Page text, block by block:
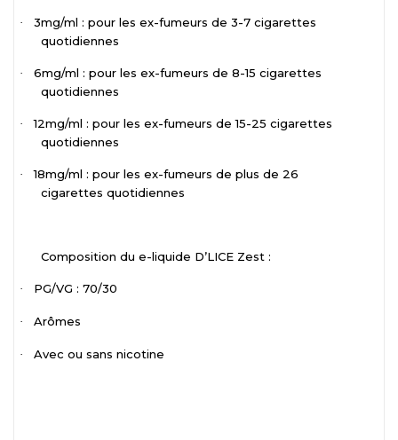
·
3mg/ml : pour les ex-fumeurs de 3-7 cigarettes
quotidiennes
·
6mg/ml : pour les ex-fumeurs de 8-15 cigarettes
quotidiennes
·
12mg/ml : pour les ex-fumeurs de 15-25 cigarettes
quotidiennes
·
18mg/ml : pour les ex-fumeurs de plus de 26
cigarettes quotidiennes
Composition du e-liquide D’LICE Zest :
· PG/VG : 70/30
· Arômes
· Avec ou sans nicotine